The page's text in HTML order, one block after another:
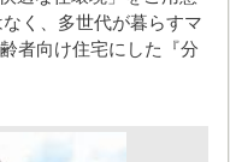
く、多世代が暮らすマ
者向け住宅にした『分